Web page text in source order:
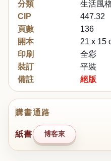
分類
生活風
CIP
447.32
頁數
136
開本
21 x 15
印刷
全彩
裝訂
平裝
備註
絕版
購書通路
紙書 博客來